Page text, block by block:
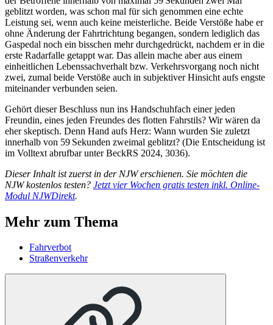
geblitzt worden, was schon mal für sich genommen eine echte
Leistung sei, wenn auch keine meisterliche. Beide Verstöße habe er
ohne Änderung der Fahrtrichtung begangen, sondern lediglich das
Gaspedal noch ein bisschen mehr durchgedrückt, nachdem er in die
erste Radarfalle getappt war. Das allein mache aber aus einem
einheitlichen Lebenssachverhalt bzw. Verkehrsvorgang noch nicht
zwei, zumal beide Verstöße auch in subjektiver Hinsicht aufs engste
miteinander verbunden seien.
Gehört dieser Beschluss nun ins Handschuhfach einer jeden
Freundin, eines jeden Freundes des flotten Fahrstils? Wir wären da
eher skeptisch. Denn Hand aufs Herz: Wann wurden Sie zuletzt
innerhalb von 59 Sekunden zweimal geblitzt? (Die Entscheidung ist
im Volltext abrufbar unter BeckRS 2024, 3036).
Dieser Inhalt ist zuerst in der NJW erschienen. Sie möchten die
NJW kostenlos testen? Jetzt vier Wochen gratis testen inkl. Online-
Modul NJWDirekt.
Mehr zum Thema
Fahrverbot
Straßenverkehr